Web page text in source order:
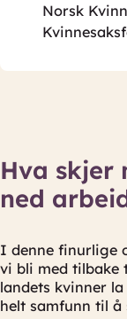
Norsk
Hva skjer
ned
I denne finurlige
vi bli med tilbake
landets kvinner
helt samfunn til å